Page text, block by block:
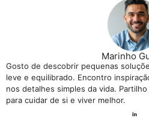
Marinho
Gosto de descobrir pequenas
leve e equilibrado. Encontro
nos detalhes simples da vida.
para cuidar de si e viver melhor.